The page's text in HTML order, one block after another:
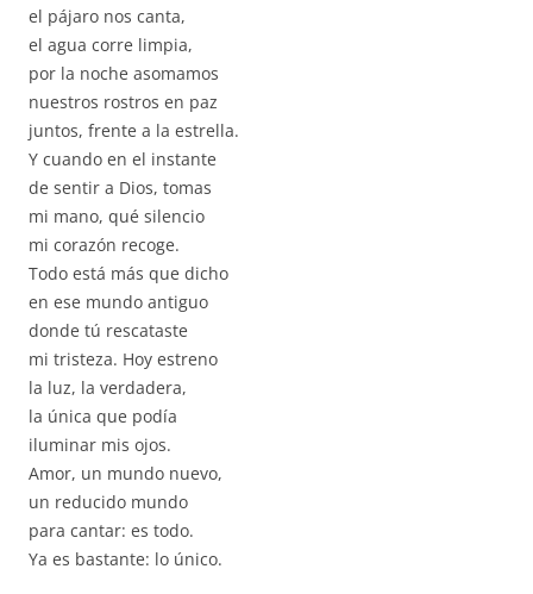
el pájaro nos canta,
el agua corre limpia,
por la noche asomamos
nuestros rostros en paz
juntos, frente a la estrella.
Y cuando en el instante
de sentir a Dios, tomas
mi mano, qué silencio
mi corazón recoge.
Todo está más que dicho
en ese mundo antiguo
donde tú rescataste
mi tristeza. Hoy estreno
la luz, la verdadera,
la única que podía
iluminar mis ojos.
Amor, un mundo nuevo,
un reducido mundo
para cantar: es todo.
Ya es bastante: lo único.